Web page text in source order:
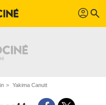
profil search
Yakima Canutt